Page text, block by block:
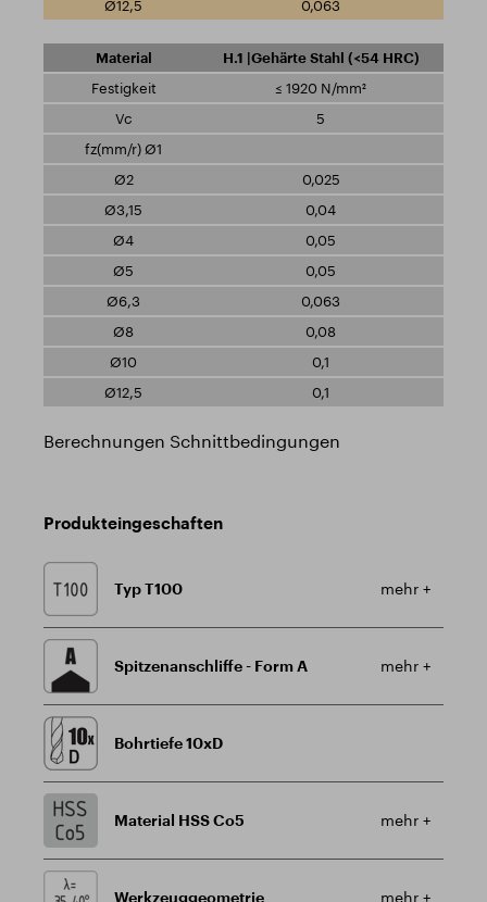
0,063
H.1 |Gehärte Stahl (<54 HRC)
≤ 1920 N/mm²
5
0,025
0,04
0,05
0,05
0,063
0,08
0,1
0,1
Berechnungen Schnittbedingungen
Produkteingeschaften
Typ T100 mehr +
Spitzenanschliffe - Form A mehr +
Bohrtiefe 10xD
Material HSS Co5 mehr +
Werkzeuggeometrie mehr +